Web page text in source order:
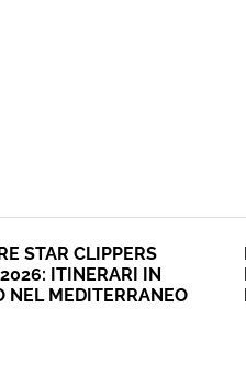
STAR CLIPPERS
2026: ITINERARI IN
NEL MEDITERRANEO